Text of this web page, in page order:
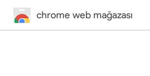
chrome web mağazası